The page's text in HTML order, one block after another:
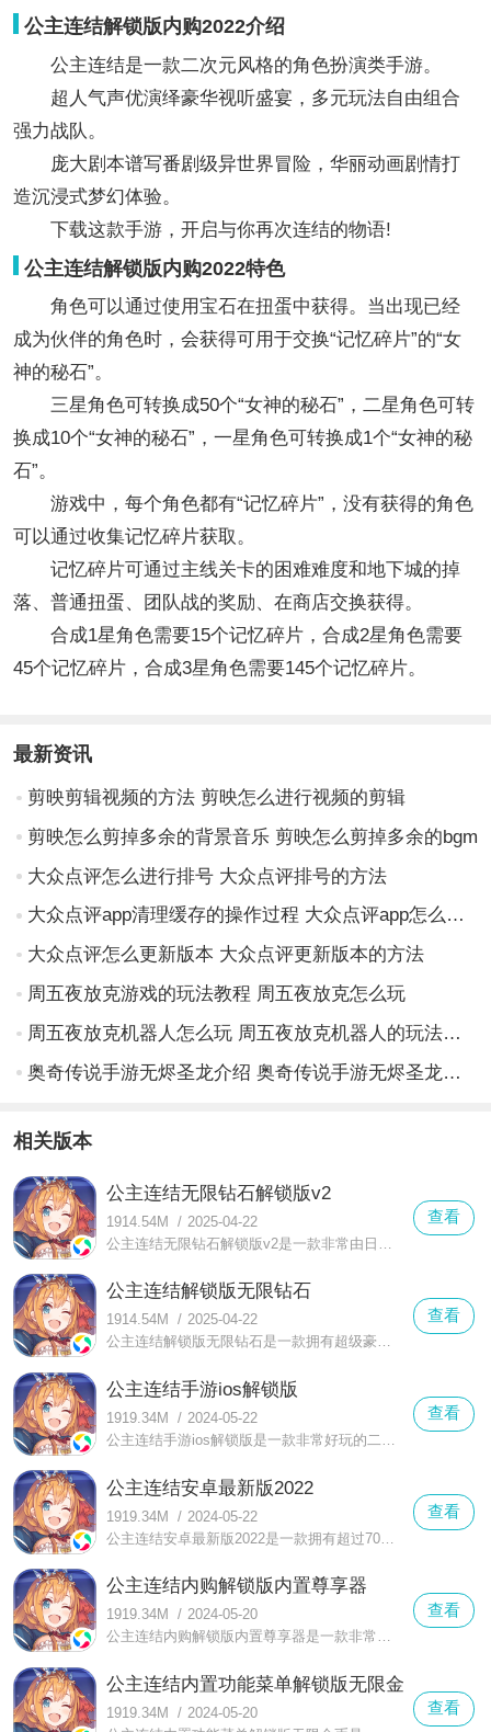
公主连结解锁版内购2022介绍
公主连结是一款二次元风格的角色扮演类手游。
超人气声优演绎豪华视听盛宴，多元玩法自由组合
强力战队。
庞大剧本谱写番剧级异世界冒险，华丽动画剧情打
造沉浸式梦幻体验。
下载这款手游，开启与你再次连结的物语!
公主连结解锁版内购2022特色
角色可以通过使用宝石在扭蛋中获得。当出现已经
成为伙伴的角色时，会获得可用于交换“记忆碎片”的“女
神的秘石”。
三星角色可转换成50个“女神的秘石”，二星角色可转
换成10个“女神的秘石”，一星角色可转换成1个“女神的秘
石”。
游戏中，每个角色都有“记忆碎片”，没有获得的角色
可以通过收集记忆碎片获取。
记忆碎片可通过主线关卡的困难难度和地下城的掉
落、普通扭蛋、团队战的奖励、在商店交换获得。
合成1星角色需要15个记忆碎片，合成2星角色需要
45个记忆碎片，合成3星角色需要145个记忆碎片。
最新资讯
剪映剪辑视频的方法 剪映怎么进行视频的剪辑
剪映怎么剪掉多余的背景音乐 剪映怎么剪掉多余的bgm
大众点评怎么进行排号 大众点评排号的方法
大众点评app清理缓存的操作过程 大众点评app怎么清理缓存
大众点评怎么更新版本 大众点评更新版本的方法
周五夜放克游戏的玩法教程 周五夜放克怎么玩
周五夜放克机器人怎么玩 周五夜放克机器人的玩法介绍
奥奇传说手游无烬圣龙介绍 奥奇传说手游无烬圣龙角色技能介绍
相关版本
公主连结无限钻石解锁版v2
1914.54M / 2025-04-22
查看
公主连结解锁版无限钻石
1914.54M / 2025-04-22
公主连结解锁版无限钻石是一款拥有超级豪华声优阵容和丰富文本剧情的二次元幻想冒险手游，在这款公主连结解锁版无限钻石中主要还是以收集角色
查看
公主连结手游ios解锁版
1919.34M / 2024-05-22
公主连结手游ios解锁版是一款非常好玩的二次元养成题材的趣味游戏，在这款公主连结手游ios解锁版中你可以感受到非常丰富的玩法，以及十足的趣味体验
查看
公主连结安卓最新版2022
1919.34M / 2024-05-22
公主连结安卓最新版2022是一款拥有超过70万字的二次元幻想手游，在这款公主连结安卓版中可以感受到超萌可爱的少女角色，感受到爆发出华丽的大招技能
查看
公主连结内购解锁版内置尊享器
1919.34M / 2024-05-20
公主连结内购解锁版内置尊享器是一款非常好玩的众多可爱萌系的少女角色玩法手游，在这款公主连结内购解锁版内置尊享器中你可以享受到众多可爱萌系的少女角色
查看
公主连结内置功能菜单解锁版无限金币
1919.34M / 2024-05-20
查看